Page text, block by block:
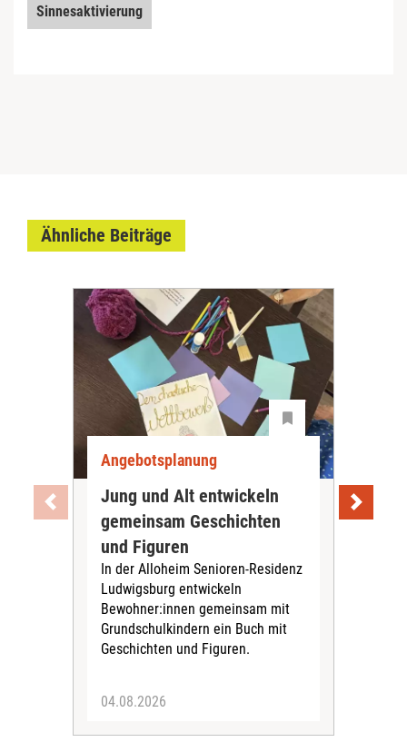
Sinnesaktivierung
Ähnliche Beiträge
Angebotsplanung
Jung und Alt entwickeln
gemeinsam Geschichten
und Figuren
In der Alloheim Senioren-Residenz
Ludwigsburg entwickeln
Bewohner:innen gemeinsam mit
Grundschulkindern ein Buch mit
Geschichten und Figuren.
04.08.2026